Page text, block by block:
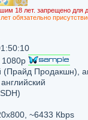
18 лет. запрещено для
обязательно
1080p
(Прайд Продакшн),
~6433 Кbps